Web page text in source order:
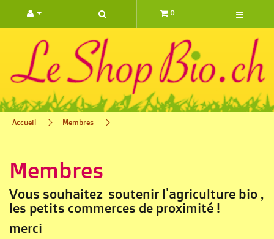
0
Accueil Membres
Membres
Vous souhaitez soutenir l'agriculture bio ,
les petits commerces de proximité !
merci